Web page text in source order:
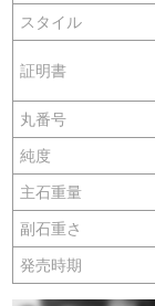
スタイル
証明書
丸番号
純度
主石重量
副石重さ
発売時期